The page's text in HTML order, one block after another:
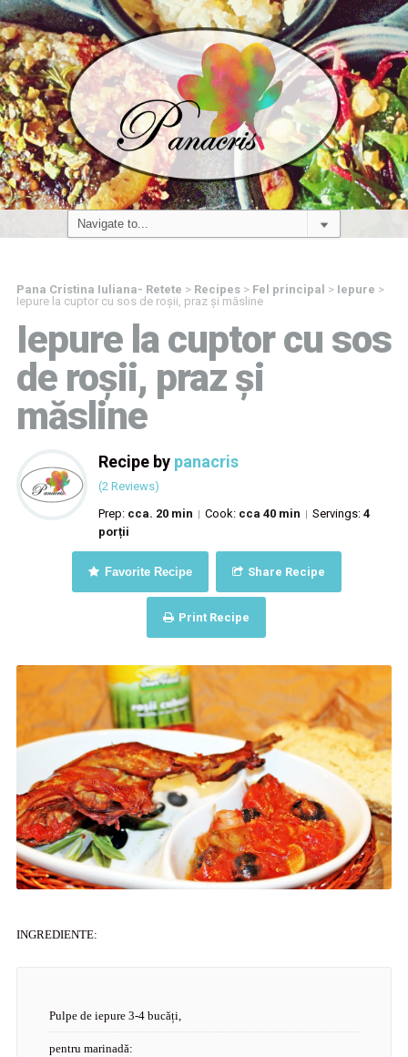
Pana Cristina Iuliana- Retete > Recipes> Fel principal > Iepure >
Iepure la cuptor cu sos de roșii, praz și măsline
Iepure la cuptor cu sos
de roșii, praz și
măsline
Recipe by panacris
(2 Reviews)
Prep: cca. 20 min | Cook: cca 40 min | Servings: 4
porții
Favorite Recipe Share Recipe
Print Recipe
INGREDIENTE:
Pulpe de iepure 3-4 bucăți,
pentru marinadă: